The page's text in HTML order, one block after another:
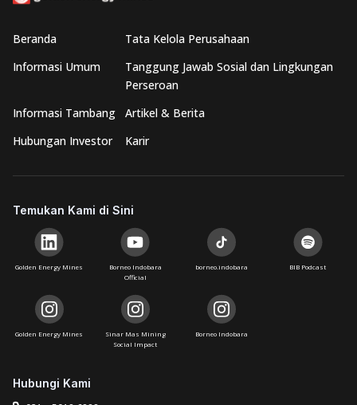
Beranda
Informasi Umum
Informasi Tambang
Hubungan Investor
Tata Kelola Perusahaan
Tanggung Jawab Sosial dan Lingkungan
Perseroan
Artikel & Berita
Karir
Temukan Kami di Sini
Golden Energy Mines
Borneo Indobara
Official
borneo.indobara BIB Podcast
Golden Energy Mines
Sinar Mas Mining
Social Impact
Borneo Indobara
Hubungi Kami